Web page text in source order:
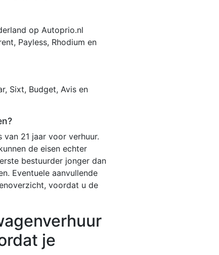
op Autoprio.nl
Payless, Rhodium en
Sixt, Budget, Avis en
21 jaar voor verhuur.
de eisen echter
bestuurder jonger dan
Eventuele aanvullende
voordat u de
je